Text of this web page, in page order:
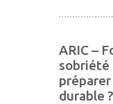
ARIC –
sobriété
préparer
durable ?